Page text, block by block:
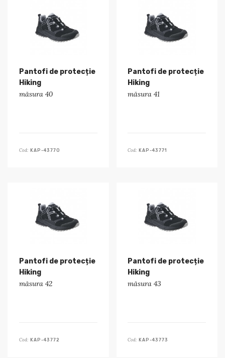
Pantofi de protecție
Hiking
măsura 40
Cod: KAP-43770
Pantofi de protecție
Hiking
măsura 41
Cod: KAP-43771
Pantofi de protecție
Hiking
măsura 42
Cod: KAP-43772
Pantofi de protecție
Hiking
măsura 43
Cod: KAP-43773